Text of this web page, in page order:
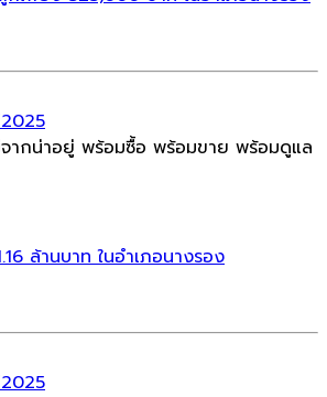
จากน่าอยู่ พร้อมซื้อ พร้อมขาย พร้อมดูแล
ล้านบาท ในอำเภอนางรอง